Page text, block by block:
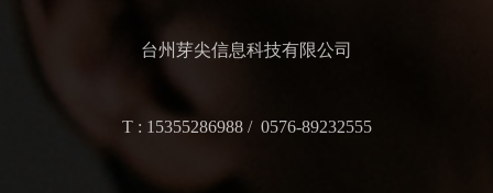
台州芽尖信息科技有限公司
T : 15355286988 / 0576-89232555